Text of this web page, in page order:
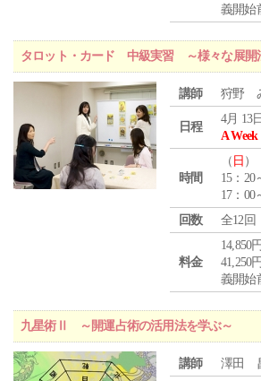
義開始
タロット・カード 中級実習 ～様々な展開
講師 狩野
日程
4月 13
A Week
時間
（ 日 ）
15：20
17：00
回数
全12回
料金
14,850
41,250
義開始
九星術Ⅱ ～開運占術の活用法を学ぶ～
講師 澤田